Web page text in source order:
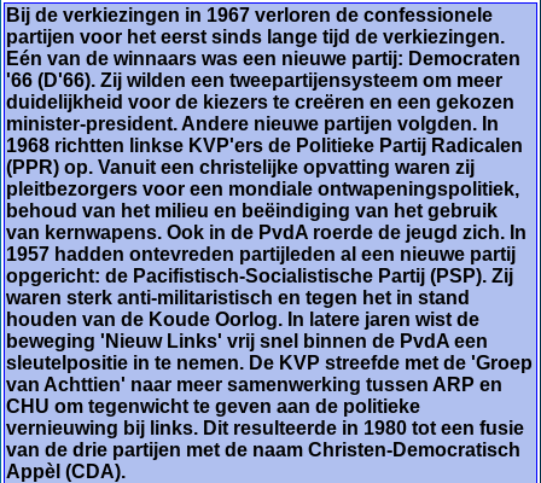
Bij de verkiezingen in 1967 verloren de confessionele
partijen voor het eerst sinds lange tijd de verkiezingen.
Eén van de winnaars was een nieuwe partij: Democraten
'66 (D'66). Zij wilden een tweepartijensysteem om meer
duidelijkheid voor de kiezers te creëren en een gekozen
minister-president. Andere nieuwe partijen volgden. In
1968 richtten linkse KVP'ers de Politieke Partij Radicalen
(PPR) op. Vanuit een christelijke opvatting waren zij
pleitbezorgers voor een mondiale ontwapeningspolitiek,
behoud van het milieu en beëindiging van het gebruik
van kernwapens. Ook in de PvdA roerde de jeugd zich. In
1957 hadden ontevreden partijleden al een nieuwe partij
opgericht: de Pacifistisch-Socialistische Partij (PSP). Zij
waren sterk anti-militaristisch en tegen het in stand
houden van de Koude Oorlog. In latere jaren wist de
beweging 'Nieuw Links' vrij snel binnen de PvdA een
sleutelpositie in te nemen. De KVP streefde met de 'Groep
van Achttien' naar meer samenwerking tussen ARP en
CHU om tegenwicht te geven aan de politieke
vernieuwing bij links. Dit resulteerde in 1980 tot een fusie
van de drie partijen met de naam Christen-Democratisch
Appèl (CDA).